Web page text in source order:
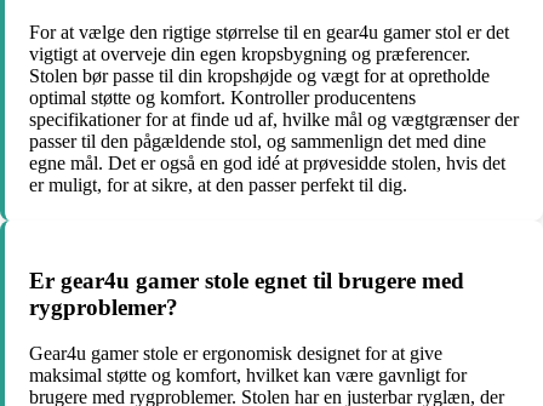
For at vælge den rigtige størrelse til en gear4u gamer stol er det
vigtigt at overveje din egen kropsbygning og præferencer.
Stolen bør passe til din kropshøjde og vægt for at opretholde
optimal støtte og komfort. Kontroller producentens
specifikationer for at finde ud af, hvilke mål og vægtgrænser der
passer til den pågældende stol, og sammenlign det med dine
egne mål. Det er også en god idé at prøvesidde stolen, hvis det
er muligt, for at sikre, at den passer perfekt til dig.
Er gear4u gamer stole egnet til brugere med
rygproblemer?
Gear4u gamer stole er ergonomisk designet for at give
maksimal støtte og komfort, hvilket kan være gavnligt for
brugere med rygproblemer. Stolen har en justerbar ryglæn, der